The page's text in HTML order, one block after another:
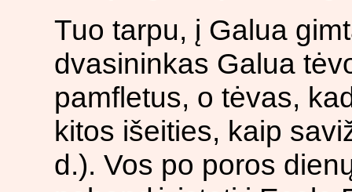
Tuo tarpu, į Galua
dvasininkas Galua
pamfletus, o tėvas,
kitos išeities, kaip
d.). Vos po poros